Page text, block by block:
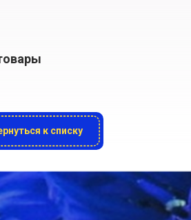
к списку